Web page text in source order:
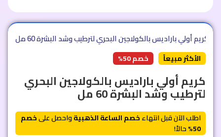
كريم أولي باراديس بالكولاجين البحري لترطيب وشد البشرة 60 مل
الأكثر مبيعاً خصم 50%
كريم أولي باراديس بالكولاجين البحري
لترطيب وشد البشرة 60 مل
اطلب الآن قبل انتهاءخصم الساعة الذهبيةواحصل علىخصم
50% حالاً!